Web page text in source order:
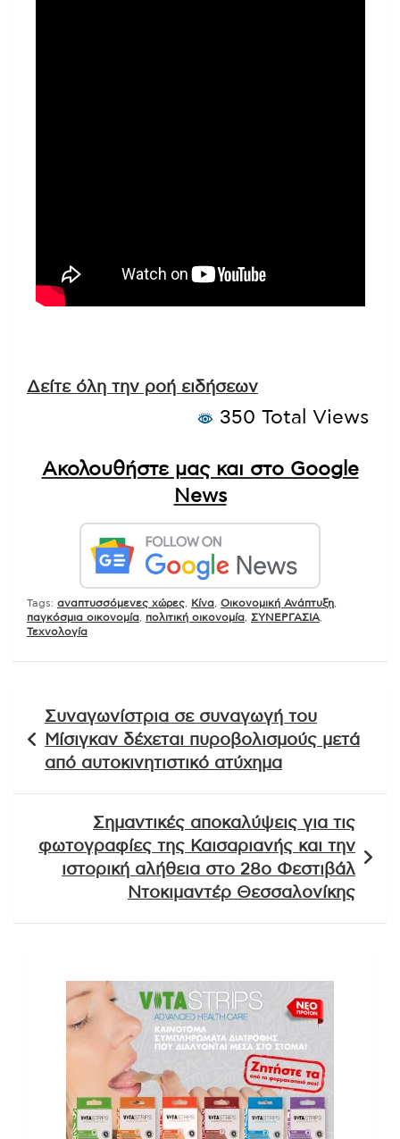
Δείτε όλη την ροή ειδήσεων
350 Total Views
Ακολουθήστε μας και στο Google
News
Tags: αναπτυσσόμενες χώρες Κίνα Οικονομική Ανάπτυξη
παγκόσμια οικονομία
πολιτική οικονομία ΣΥΝΕΡΓΑΣΙΑ
Τεχνολογία
άρθρων
Συναγωνίστρια σε συναγωγή του
Μίσιγκαν δέχεται πυροβολισμούς μετά
από αυτοκινητιστικό ατύχημα
Σημαντικές αποκαλύψεις για τις
φωτογραφίες της Καισαριανής και την
ιστορική αλήθεια στο 28ο Φεστιβάλ
Ντοκιμαντέρ Θεσσαλονίκης